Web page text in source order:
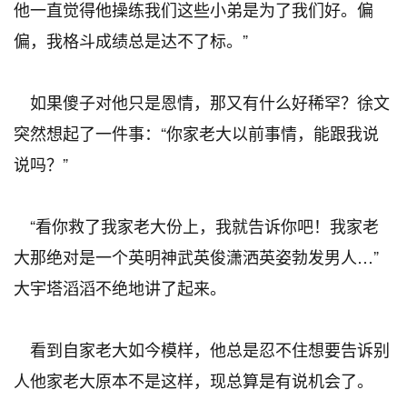
他一直觉得他操练我们这些小弟是为了我们好。偏
偏，我格斗成绩总是达不了标。”
如果傻子对他只是恩情，那又有什么好稀罕？徐文
突然想起了一件事：“你家老大以前事情，能跟我说
说吗？”
“看你救了我家老大份上，我就告诉你吧！我家老
大那绝对是一个英明神武英俊潇洒英姿勃发男人…”
大宇塔滔滔不绝地讲了起来。
看到自家老大如今模样，他总是忍不住想要告诉别
人他家老大原本不是这样，现总算是有说机会了。